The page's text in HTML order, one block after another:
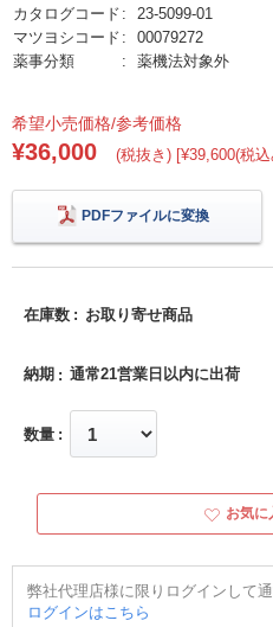
カタログコード
23-5099-01
マツヨシコード
00079272
薬事分類
薬機法対象外
希望小売価格/参考価格
¥36,000 (税抜き) [¥39,600(税込
PDFファイルに変換
在庫数 お取り寄せ商品
納期 通常21営業日以内に出荷
数量
お気に
弊社代理店様に限りログインして
ログインはこちら